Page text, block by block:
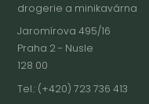
drogerie a minikavárna
Jaromírova 495/16
Praha 2 - Nusle
128 00
Tel.: (+420) 723 736 413